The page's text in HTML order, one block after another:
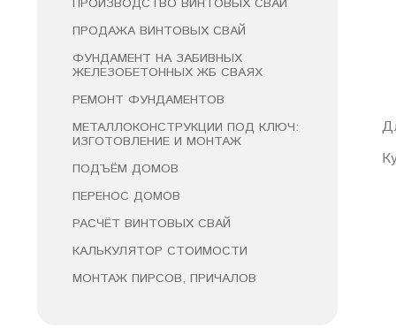
ПРОИЗВОДСТВО ВИНТОВЫХ СВАЙ
ПРОДАЖА ВИНТОВЫХ СВАЙ
ФУНДАМЕНТ НА ЗАБИВНЫХ
ЖЕЛЕЗОБЕТОННЫХ ЖБ СВАЯХ
РЕМОНТ ФУНДАМЕНТОВ
МЕТАЛЛОКОНСТРУКЦИИ ПОД КЛЮЧ:
ИЗГОТОВЛЕНИЕ И МОНТАЖ
ПОДЪЁМ ДОМОВ
ПЕРЕНОС ДОМОВ
РАСЧЁТ ВИНТОВЫХ СВАЙ
КАЛЬКУЛЯТОР СТОИМОСТИ
МОНТАЖ ПИРСОВ, ПРИЧАЛОВ